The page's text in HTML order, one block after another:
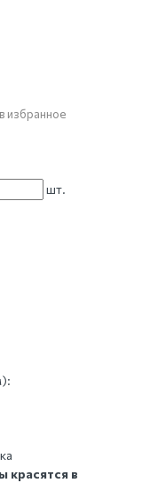
избранное
шт.
красятся в